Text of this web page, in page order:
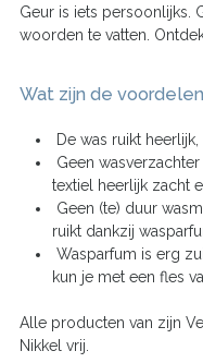
Geur is iets persoonlijks.
woorden te vatten.
Wat zijn de
De was ruikt
Geen
textiel heerlijk zacht
Geen (te) duur
ruikt dankzij
Wasparfum is erg
kun je met een fles
Alle producten van zijn
Nikkel vrij.